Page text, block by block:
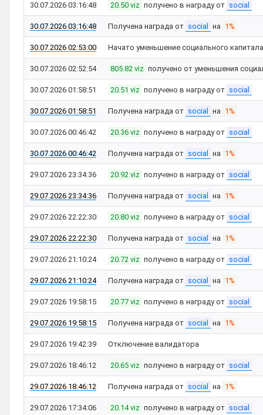
30.07.2026 03:16:48 20.50 viz получено в награду от social
30.07.2026 03:16:48 Получена награда от social на 1%
30.07.2026 02:53:00 Начато уменьшение социального
30.07.2026 02:52:54 805.82 viz получено от уменьшения
30.07.2026 01:58:51 20.51 viz получено в награду от social
30.07.2026 01:58:51 Получена награда от social на 1%
30.07.2026 00:46:42 20.36 viz получено в награду от social
30.07.2026 00:46:42 Получена награда от social на 1%
29.07.2026 23:34:36 20.92 viz получено в награду от social
29.07.2026 23:34:36 Получена награда от social на 1%
29.07.2026 22:22:30 20.80 viz получено в награду от social
29.07.2026 22:22:30 Получена награда от social на 1%
29.07.2026 21:10:24 20.72 viz получено в награду от social
29.07.2026 21:10:24 Получена награда от social на 1%
29.07.2026 19:58:15 20.77 viz получено в награду от social
29.07.2026 19:58:15 Получена награда от social на 1%
29.07.2026 19:42:39 Отключение валидатора
29.07.2026 18:46:12 20.65 viz получено в награду от social
29.07.2026 18:46:12 Получена награда от social на 1%
29.07.2026 17:34:06 20.14 viz получено в награду от social